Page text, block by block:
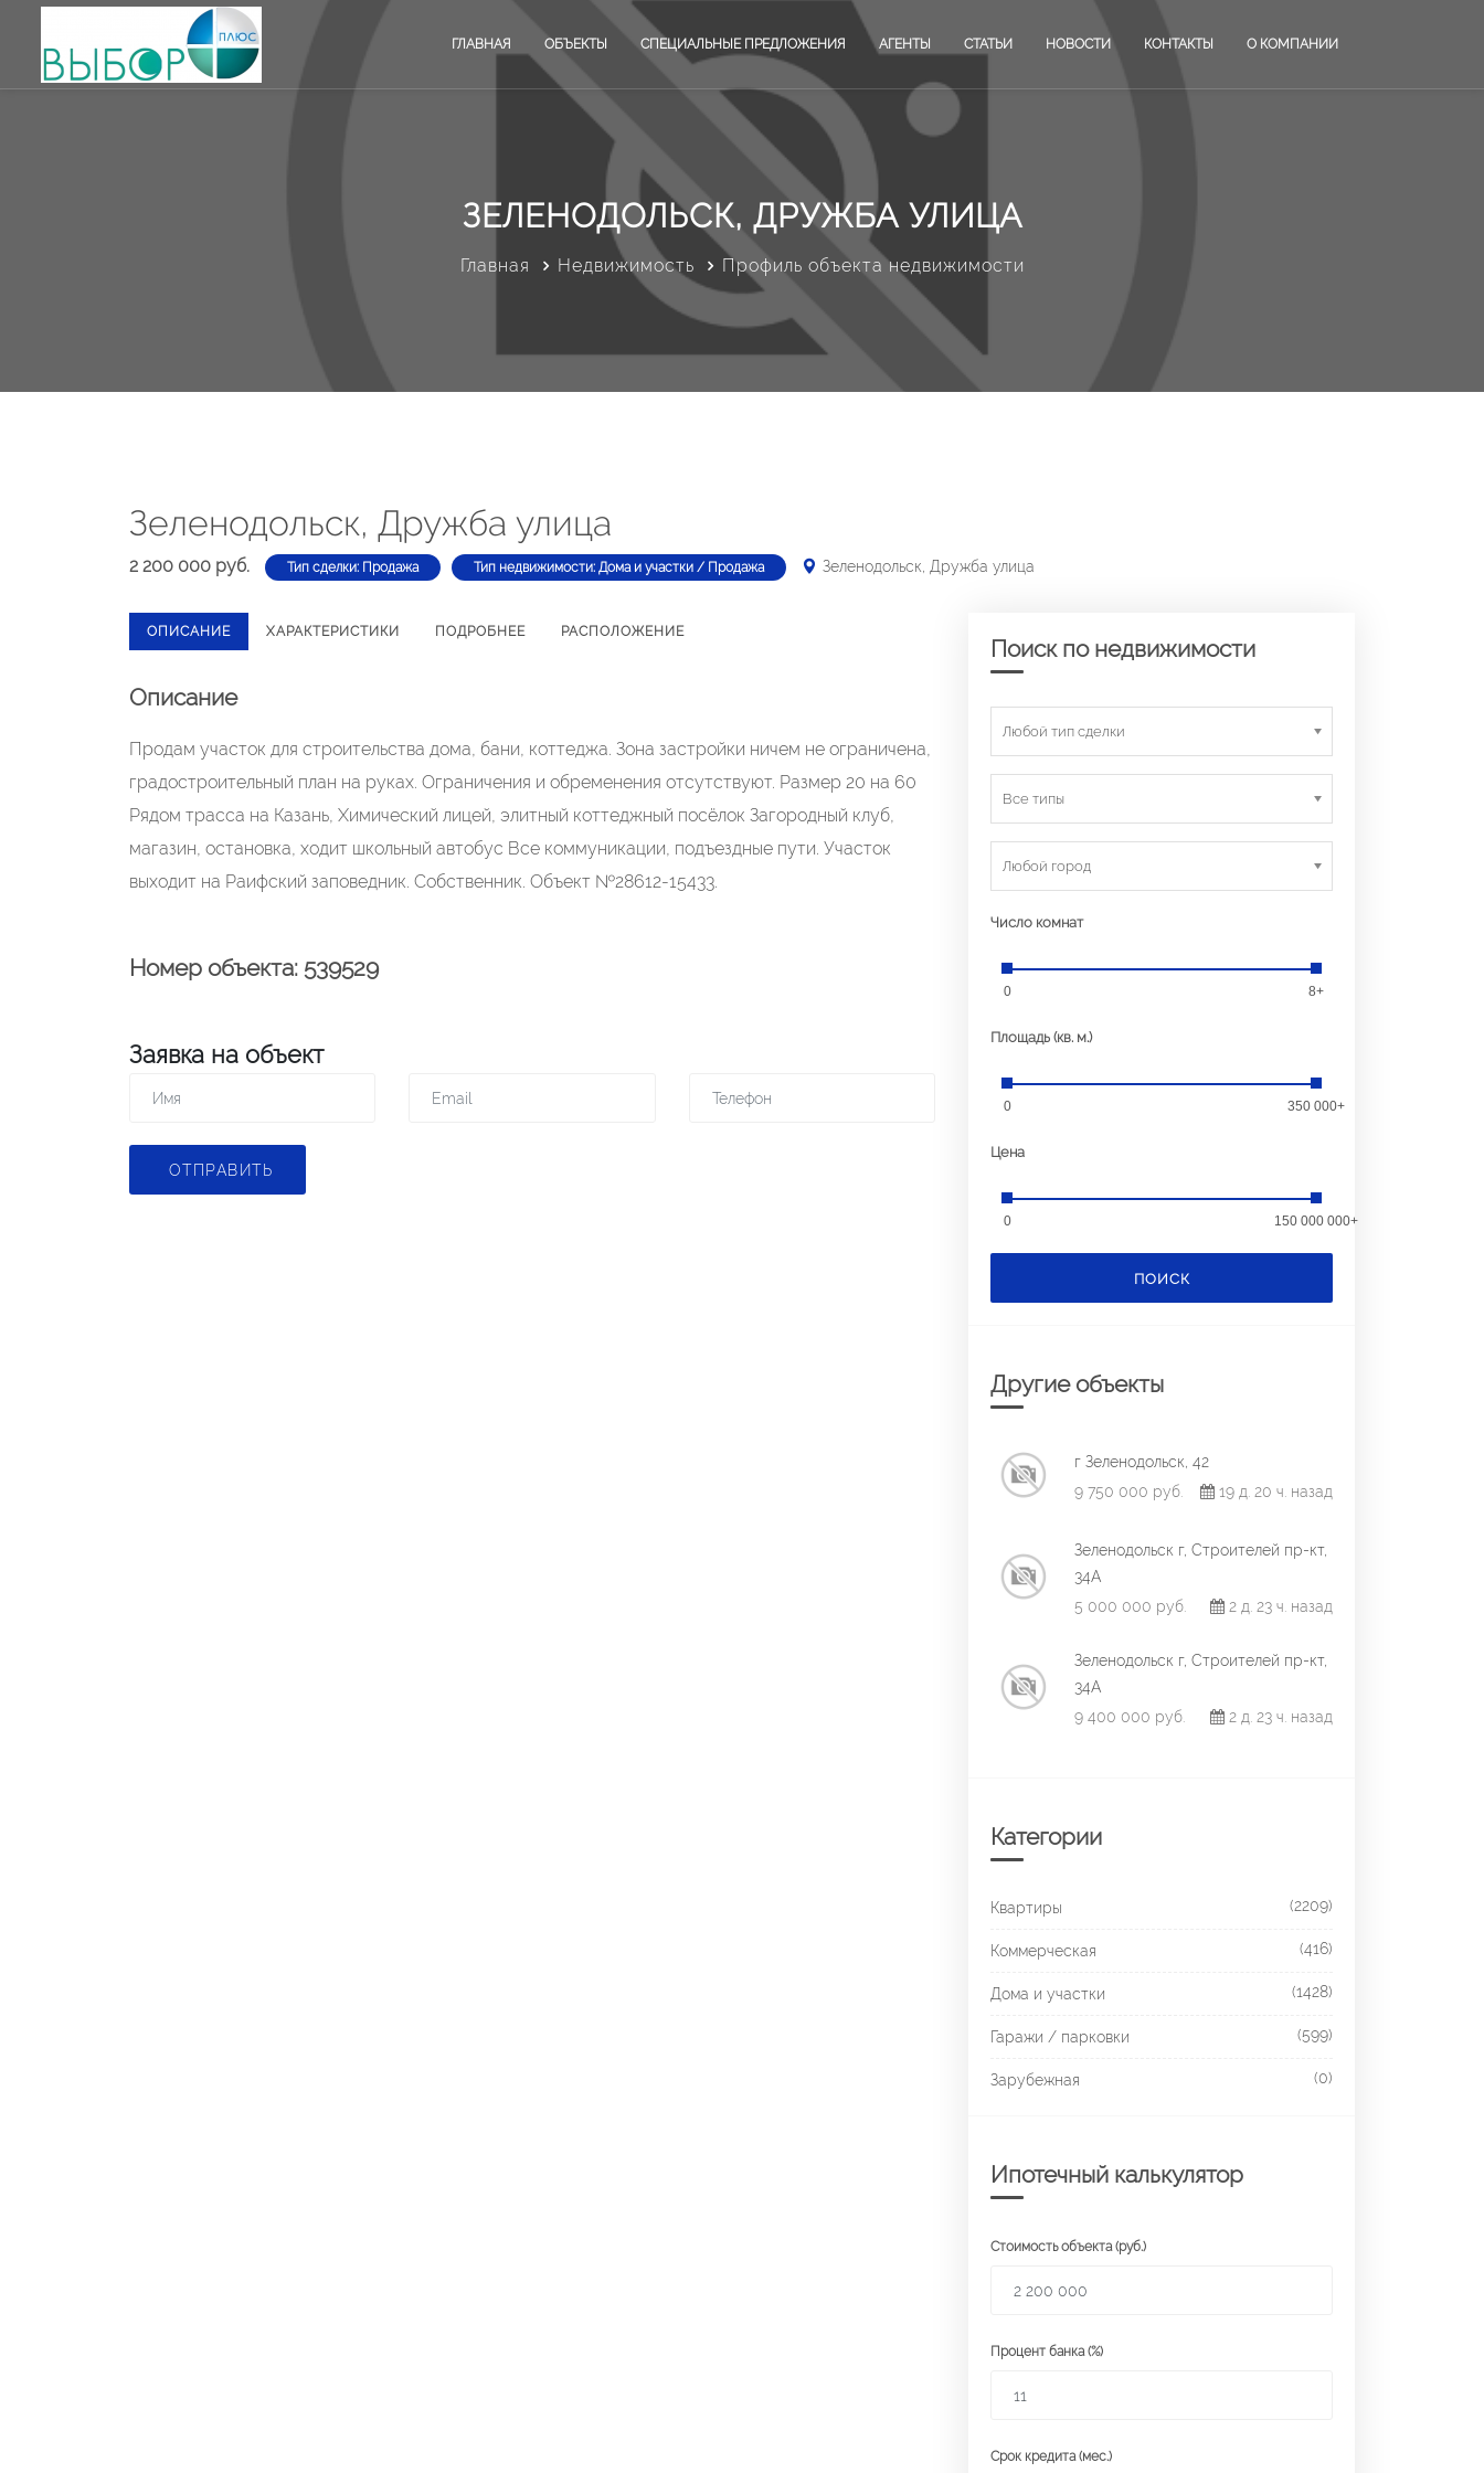
ГЛАВНАЯ ОБЪЕКТЫ СПЕЦИАЛЬНЫЕ ПРЕДЛОЖЕНИЯ АГЕНТЫ СТАТЬИ НОВОСТИ КОНТАКТЫ О КОМПАНИИ
ЗЕЛЕНОДОЛЬСК, ДРУЖБА УЛИЦА
Главная Недвижимость Профиль объекта недвижимости
Зеленодольск, Дружба улица
2 200 000 руб. Тип сделки: Продажа Тип недвижимости: Дома и участки / Продажа Зеленодольск, Дружба улица
ОПИСАНИЕ ХАРАКТЕРИСТИКИ ПОДРОБНЕЕ РАСПОЛОЖЕНИЕ
Описание
Продам участок для строительства дома, бани, коттеджа. Зона застройки ничем не ограничена,
градостроительный план на руках. Ограничения и обременения отсутствуют. Размер 20 на 60
Рядом трасса на Казань, Химический лицей, элитный коттеджный посёлок Загородный клуб,
магазин, остановка, ходит школьный автобус Все коммуникации, подъездные пути. Участок
выходит на Раифский заповедник. Собственник. Объект №28612-15433.
Номер объекта: 539529
Заявка на объект
ОТПРАВИТЬ
Поиск по недвижимости
Любой тип сделки
Все типы
Любой город
Число комнат
0 8+
Площадь (кв. м.)
0 350 000+
Цена
0 150 000 000+
ПОИСК
Другие объекты
г Зеленодольск, 42
9 750 000 руб.
19 д. 20 ч. назад
Зеленодольск г, Строителей пр-кт,
34А
5 000 000 руб.
2 д. 23 ч. назад
Зеленодольск г, Строителей пр-кт,
34А
9 400 000 руб.
2 д. 23 ч. назад
Категории
Квартиры (2209)
Коммерческая (416)
Дома и участки (1428)
Гаражи / парковки (599)
Зарубежная (0)
Ипотечный калькулятор
Стоимость объекта (руб.)
Процент банка (%)
Срок кредита (мес.)